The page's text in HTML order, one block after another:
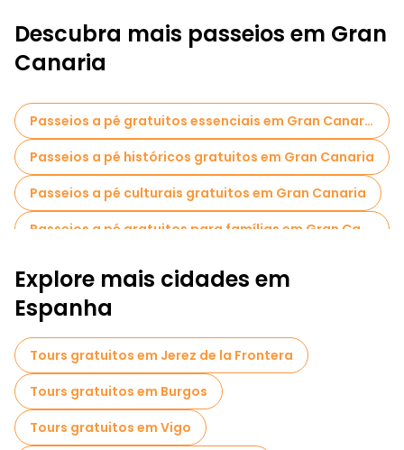
Descubra mais passeios em Gran
Canaria
Passeios a pé gratuitos essenciais em Gran Canaria
Passeios a pé históricos gratuitos em Gran Canaria
Passeios a pé culturais gratuitos em Gran Canaria
Explore mais cidades em
Espanha
Tours gratuitos em Jerez de la Frontera
Tours gratuitos em Burgos
Tours gratuitos em Vigo